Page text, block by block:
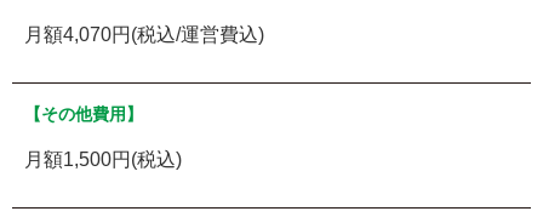
月額4,070円(税込/運営費込)
【その他費用】
月額1,500円(税込)